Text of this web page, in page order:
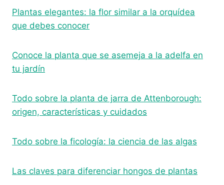
Plantas elegantes: la flor similar a la orquídea
que debes conocer
Conoce la planta que se asemeja a la adelfa en
tu jardín
Todo sobre la planta de jarra de Attenborough:
origen, características y cuidados
Todo sobre la ficología: la ciencia de las algas
Las claves para diferenciar hongos de plantas